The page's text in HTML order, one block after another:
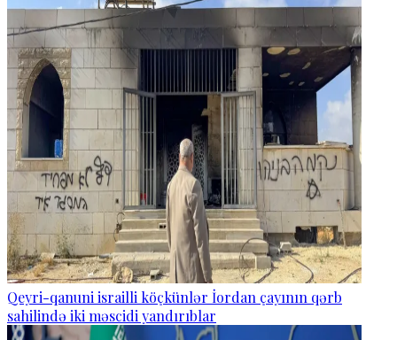
Qeyri-qanuni israilli köçkünlər İordan çayının qərb
sahilində iki məscidi yandırıblar